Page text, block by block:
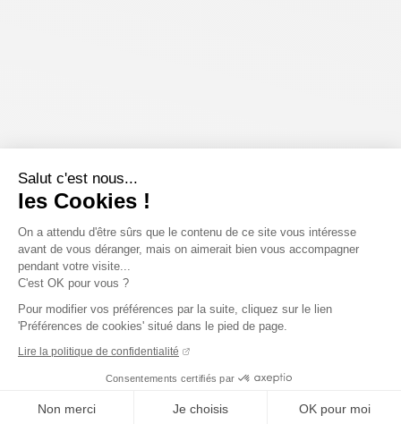
Salut c'est nous...
les Cookies !
On a attendu d'être sûrs que le contenu de ce site vous intéresse
avant de vous déranger, mais on aimerait bien vous accompagner
pendant votre visite...
C'est OK pour vous ?
Pour modifier vos préférences par la suite, cliquez sur le lien
'Préférences de cookies' situé dans le pied de page.
Lire la politique de confidentialité
Consentements certifiés par
Non merci Je choisis OK pour moi